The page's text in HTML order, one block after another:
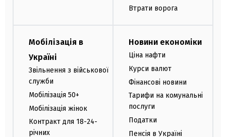
Втрати ворога
Мобілізація в
Україні
Звільнення з військової
служби
Мобілізація 50+
Мобілізація жінок
Контракт для 18-24-
річних
Новини економіки
Ціна нафти
Курси валют
Фінансові новини
Тарифи на комунальні
послуги
Податки
Пенсія в Україні